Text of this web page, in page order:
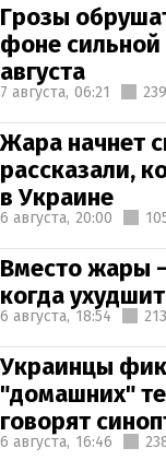
Грозы
фоне сильной
августа
7 августа, 06:21
Жара начнет
рассказали,
в Украине
6 августа, 20:00
Вместо жары
когда
6 августа, 18:54
Украинцы
"домашних"
говорят
6 августа, 16:46